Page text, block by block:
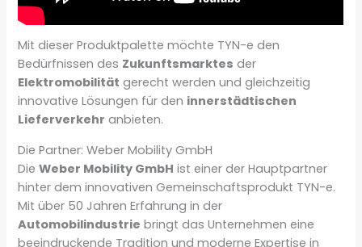
Mit dieser Produktpalette möchte TYN-e den
Bedürfnissen des Zukunftsmarktes der
Elektromobilität gerecht werden und gleichzeitig
innovative Lösungen für den innerstädtischen
Lieferverkehr anbieten.
Die Partner: Weber Mobility GmbH
DieWeber Mobility GmbH ist einer der Hauptpartner
hinter dem innovativen Gemeinschaftsprodukt TYN-e.
Mit über 50 Jahren Erfahrung in der
Automobilindustrie bringt das Unternehmen eine
beeindruckende Tradition und moderne Expertise in